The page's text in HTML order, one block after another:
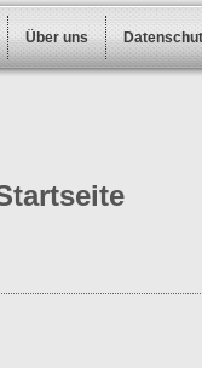
Über uns